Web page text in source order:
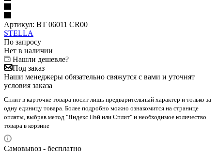
Артикул: BT 06011 CR00
STELLA
По запросу
Нет в наличии
Нашли дешевле?
Под заказ
Наши менеджеры обязательно свяжутся с вами и уточнят
условия заказа
Сплит в карточке товара носит лишь предварительный характер и только за
одну единицу товара. Более подробно можно ознакомится на странице
оплаты, выбрав метод "Яндекс Пэй или Сплит" и необходимое количество
товара в корзине
Самовывоз - бесплатно